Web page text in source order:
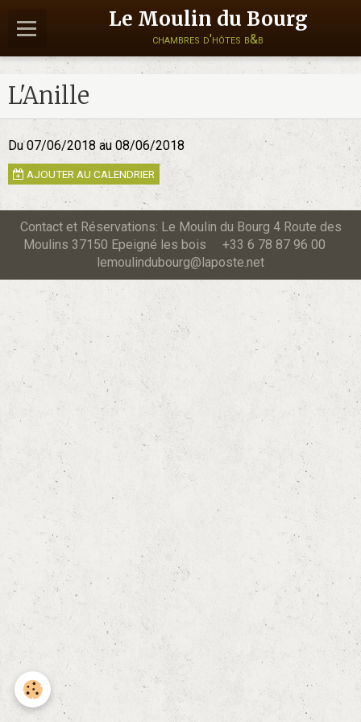
Le Moulin du Bourg
chambres d'hôtes b&b
L'Anille
Du 07/06/2018 au 08/06/2018
AJOUTER AU CALENDRIER
Contact et Réservations: Le Moulin du Bourg 4 Route des
Moulins 37150 Epeigné les bois +33 6 78 87 96 00
lemoulindubourg@laposte.net